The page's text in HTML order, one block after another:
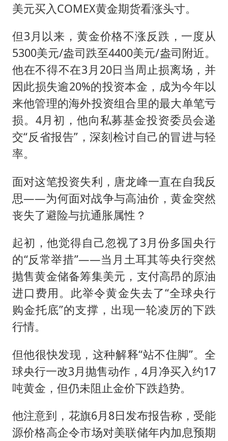
美元买入COMEX黄金期货看涨头寸。
但3月以来，黄金价格不涨反跌，一度从
5300美元/盎司跌至4400美元/盎司附近。
他在不得不在3月20日当周止损离场，并
因此损失逾20%的投资本金，成为今年以
来他管理的海外投资组合里的最大单笔亏
损。4月初，他向私募基金投资委员会递
交“反省报告”，深刻检讨自己的冒进与轻
率。
面对这笔投资失利，唐龙峰一直在自我反
思——为何面对战争与高油价，黄金突然
丧失了避险与抗通胀属性？
起初，他觉得自己忽视了3月份多国央行
的“反常举措”——当月土耳其等央行突然
抛售黄金储备筹集美元，支付高昂的原油
进口费用。此举令黄金失去了“全球央行
购金托底”的支撑，出现一轮凌厉的下跌
行情。
但他很快发现，这种解释“站不住脚”。全
球央行一改3月抛售动作，4月净买入约17
吨黄金，但仍未阻止金价下跌趋势。
他注意到，花旗6月8日发布报告称，受能
源价格高企令市场对美联储年内加息预期